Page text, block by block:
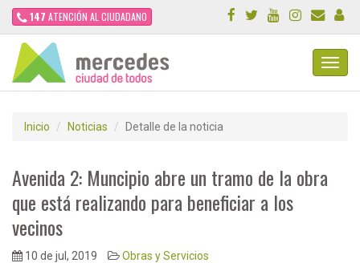
147 ATENCIÓN AL CIUDADANO
Inicio Noticias Detalle de la noticia
Avenida 2: Muncipio abre un tramo de la obra
que está realizando para beneficiar a los
vecinos
10 de jul, 2019 Obras y Servicios